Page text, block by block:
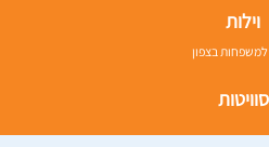
וילות
למשפחות בצפון
סוויטות